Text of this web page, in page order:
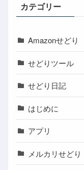
カテゴリー
Amazonせどり
せどりツール
せどり日記
はじめに
アプリ
メルカリせどり